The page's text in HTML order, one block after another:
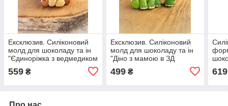
Ексклюзив. Силіконовий
молд для шоколаду та ін
"Єдиноріжка з ведмедиком
559 ₴
Ексклюзив. Силіконовий
молд для шоколаду та ін
"Діно з мамою в ЗД
499₴ 619